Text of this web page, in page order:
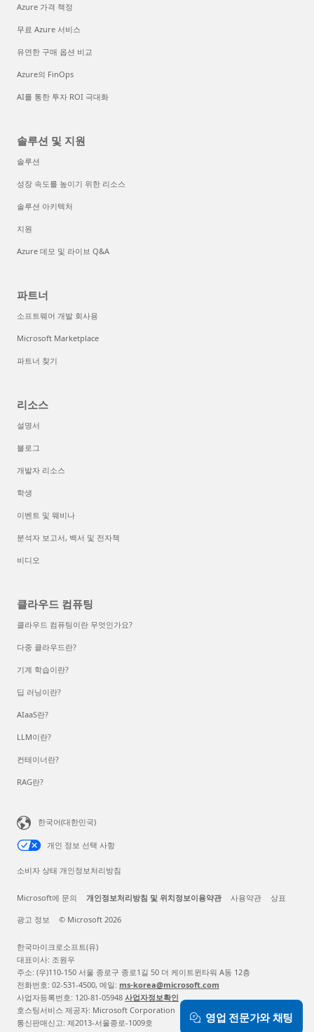
Azure 가격 책정
무료 Azure 서비스
유연한 구매 옵션 비교
Azure의 FinOps
AI를 통한 투자 ROI 극대화
솔루션 및 지원
솔루션
성장 속도를 높이기 위한 리소스
솔루션 아키텍처
지원
Azure 데모 및 라이브 Q&A
파트너
소프트웨어 개발 회사용
Microsoft Marketplace
파트너 찾기
리소스
설명서
블로그
개발자 리소스
학생
이벤트 및 웨비나
분석자 보고서, 백서 및 전자책
비디오
클라우드 컴퓨팅
클라우드 컴퓨팅이란 무엇인가요?
다중 클라우드란?
기계 학습이란?
딥 러닝이란?
AIaaS란?
LLM이란?
컨테이너란?
RAG란?
한국어(대한민국)
개인 정보 선택 사항
소비자 상태 개인정보처리방침
Microsoft에 문의 개인정보처리방침 및 위치정보이용약관 사용약관 상표
광고 정보 © Microsoft 2026
한국마이크로소프트(유)
대표이사: 조원우
주소: (우)110-150 서울 종로구 종로1길 50 더 케이트윈타워 A동 12층
전화번호: 02-531-4500, 메일: ms-korea@microsoft.com
사업자등록번호: 120-81-05948 사업자정보확인
호스팅서비스 제공자: Microsoft Corporation
통신판매신고: 제2013-서울종로-1009호
영업 전문가와 채팅